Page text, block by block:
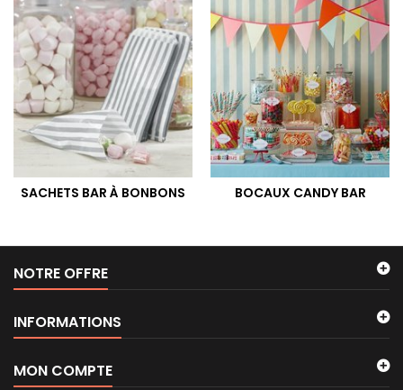
SACHETS BAR À BONBONS BOCAUX CANDY BAR
NOTRE OFFRE
INFORMATIONS
MON COMPTE